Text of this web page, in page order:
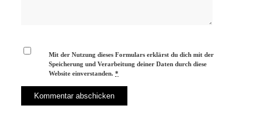
Mit der Nutzung dieses Formulars erklärst du dich mit der
Speicherung und Verarbeitung deiner Daten durch diese
Website einverstanden.*